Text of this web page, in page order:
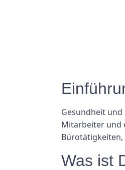
Gesundheit
Mitarbeiter und
Was ist